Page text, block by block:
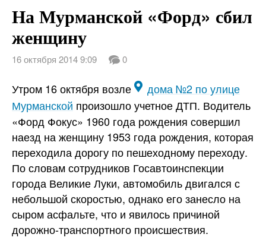
Слово Дело
ВТРК
На Мурманской «Форд» сбил
женщину
16 октября 2014 9:09 0
Утром 16 октября возле
дома №2 по улице
Мурманской произошло учетное ДТП. Водитель
«Форд Фокус» 1960 года рождения совершил
наезд на женщину 1953 года рождения, которая
переходила дорогу по пешеходному переходу.
По словам сотрудников Госавтоинспекции
города Великие Луки, автомобиль двигался с
небольшой скоростью, однако его занесло на
сыром асфальте, что и явилось причиной
дорожно-транспортного происшествия.